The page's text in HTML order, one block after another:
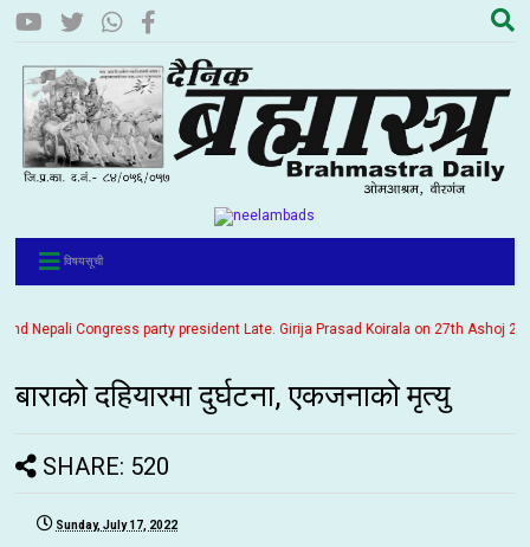
विषयसूची
Congress party president Late. Girija Prasad Koirala on 27th Ashoj
बाराको दहियारमा दुर्घटना, एकजनाको मृत्यु
SHARE: 520
Sunday, July 17, 2022